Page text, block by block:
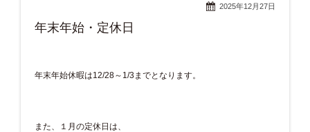
2025年12月27日
年末年始・定休日
年末年始休暇は12/28～1/3までとなります。
また、１月の定休日は、